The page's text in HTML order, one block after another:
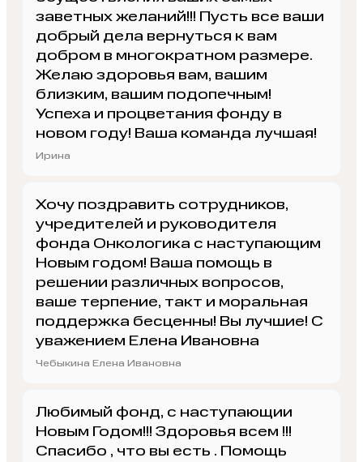
заветных желаний!!! Пусть все ваши
добрый дела вернуться к вам
добром в многократном размере.
Желаю здоровья вам, вашим
близким, вашим подопечным!
Успеха и процветания фонду в
новом году! Ваша команда лучшая!
Ирина
Хочу поздравить сотрудников,
учредителей и руководителя
фонда Онкологика с наступающим
Новым годом! Ваша помощь в
решении различных вопросов,
ваше терпение, такт и моральная
поддержка бесценны! Вы лучшие! С
уважением Елена Ивановна
Чебыкина Елена Ивановна
Любимый фонд, с наступающии
Новым Годом!!! Здоровья всем !!!
Спасибо , что вы есть . Помощь